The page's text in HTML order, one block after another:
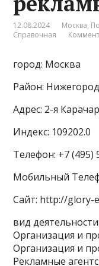
12.08.2024 Москва,
Справочная
город: Москва
Район:
Адрес: 2-я
Индекс: 109202.0
Телефон: +7 (495)
Мобильный
Сайт: http://glory-
вид
Организация и
Организация и
Рекламные